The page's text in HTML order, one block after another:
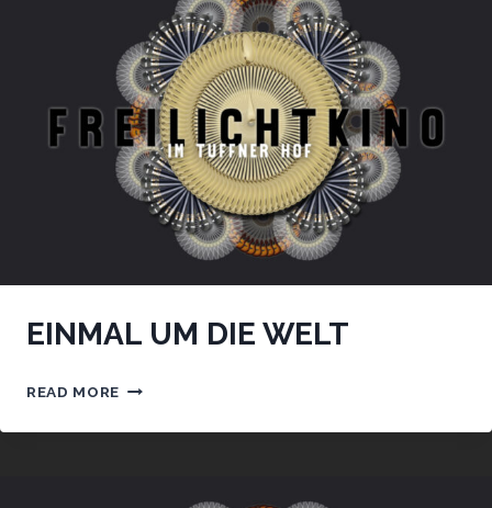
EINMAL UM DIE WELT
READ MORE EINMAL
DIE